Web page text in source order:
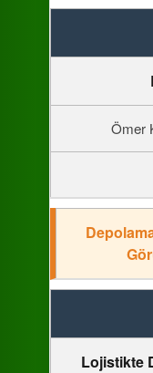
Ömer
Lojistikte